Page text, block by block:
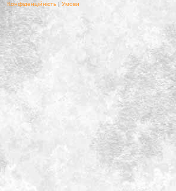
Конфіденційність | Умови